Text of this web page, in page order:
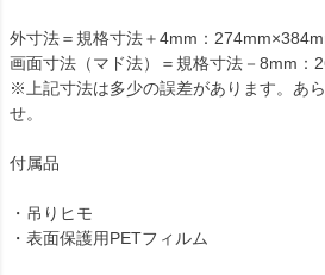
外寸法＝規格寸法＋4mm：
画面寸法（マド法）＝規格寸法－8mm：
※上記寸法は多少の誤差があります。あ
せ。
付属品
・吊りヒモ
・表面保護用PETフィルム